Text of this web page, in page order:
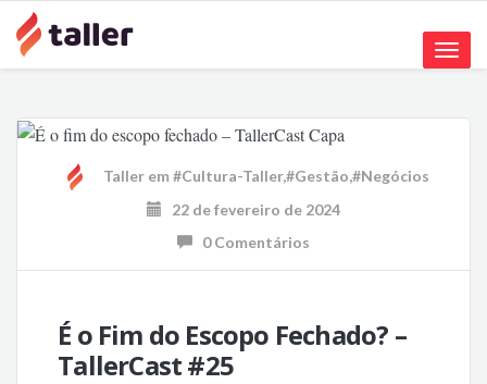
Toggle
Tallerem #Cultura-Taller,#Gestão,#Negócios
22 de fevereiro de 2024
0 Comentários
É o Fim do Escopo Fechado? –
TallerCast #25